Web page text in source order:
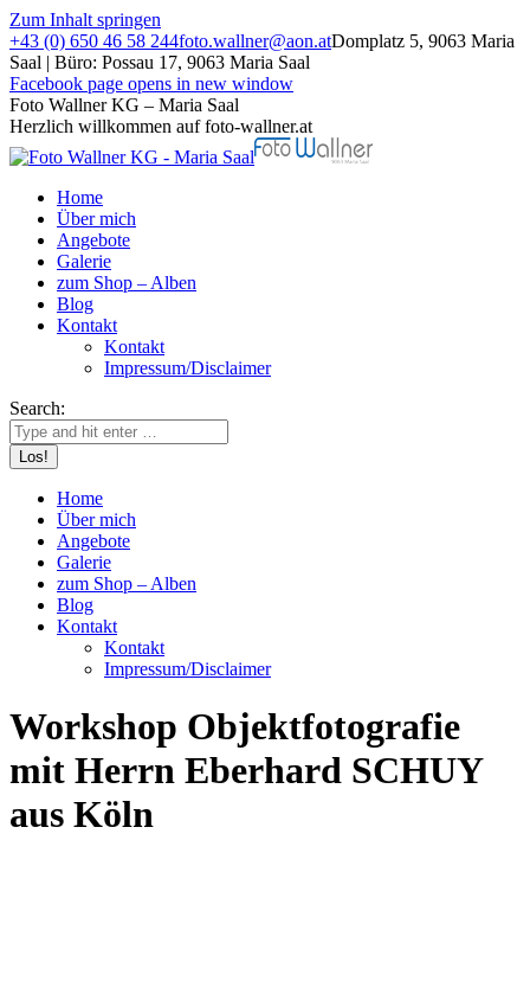
Zum Inhalt springen
+43 (0) 650 46 58 244foto.wallner@aon.atDomplatz 5, 9063 Maria
Saal | Büro: Possau 17, 9063 Maria Saal
Facebook page opens in new window
Foto Wallner KG – Maria Saal
Herzlich willkommen auf foto-wallner.at
Home
Über mich
Angebote
Galerie
zum Shop – Alben
Blog
Kontakt
Kontakt
Impressum/Disclaimer
Search:
Home
Über mich
Angebote
Galerie
zum Shop – Alben
Blog
Kontakt
Kontakt
Impressum/Disclaimer
Workshop Objektfotografie
mit Herrn Eberhard SCHUY
aus Köln